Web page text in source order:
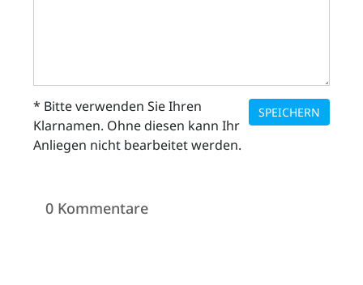
SPEICHERN
* Bitte verwenden Sie Ihren
Klarnamen. Ohne diesen kann Ihr
Anliegen nicht bearbeitet werden.
0 Kommentare